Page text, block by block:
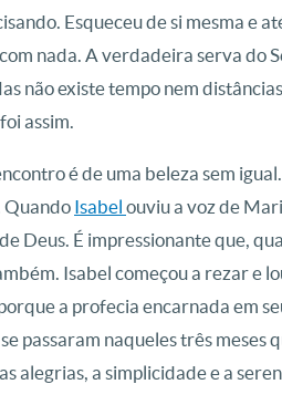
Esqueceu de si mesma e
nada. A verdadeira serva do
não existe tempo nem
assim.
é de uma beleza sem
Quando Isabel ouviu a voz de
Deus. É impressionante que,
Isabel começou a rezar e
a profecia encarnada em
passaram naqueles três
alegrias, a simplicidade e a